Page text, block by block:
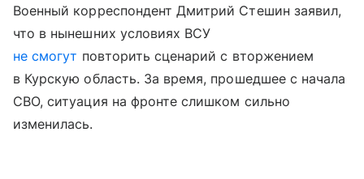
Военный корреспондент Дмитрий Стешин заявил,
что в нынешних условиях ВСУ
не смогут повторить сценарий с вторжением
в Курскую область. За время, прошедшее с начала
СВО, ситуация на фронте слишком сильно
изменилась.